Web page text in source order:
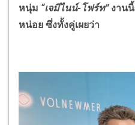
หนุ่ม “เจมีไนน์-โฟร์ท” งาน
หน่อย ซึ่งทั้งคู่เผยว่า